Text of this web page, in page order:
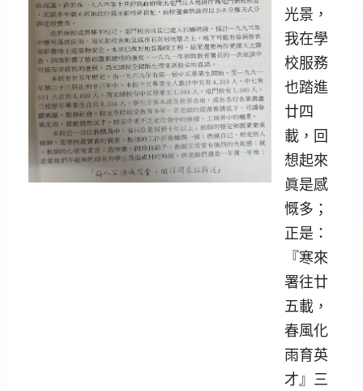
光景，
我在學
校服務
也踏進
廿四
載，回
想起來
眞是感
慨多；
正是：
『寒來
署往廿
五載，
春風化
雨育英
才』三